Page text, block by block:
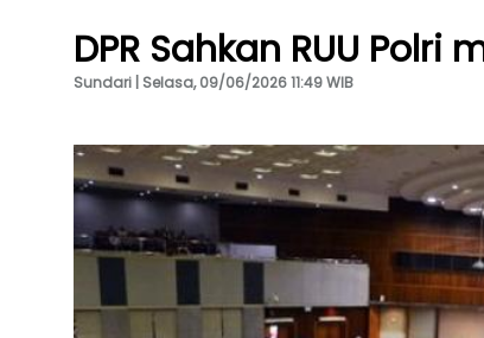
DPR Sahkan RUU
Sundari | Selasa, 09/06/2026 11:49 WIB